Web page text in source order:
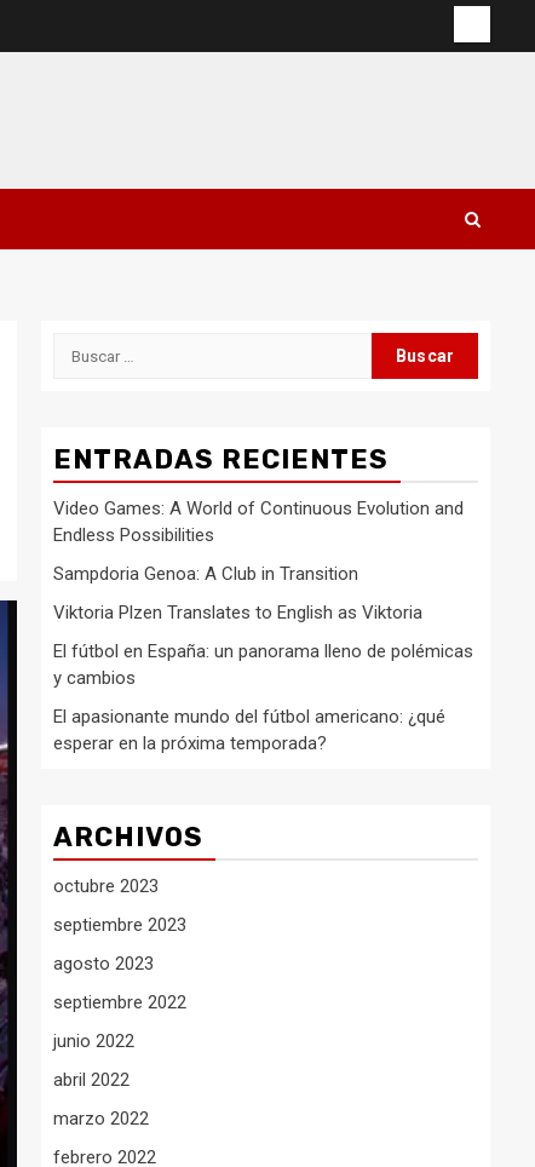
Buscar:
ENTRADAS RECIENTES
Video Games: A World of Continuous Evolution and
Endless Possibilities
Sampdoria Genoa: A Club in Transition
Viktoria Plzen Translates to English as Viktoria
El fútbol en España: un panorama lleno de polémicas
y cambios
El apasionante mundo del fútbol americano: ¿qué
esperar en la próxima temporada?
ARCHIVOS
octubre 2023
septiembre 2023
agosto 2023
septiembre 2022
junio 2022
abril 2022
marzo 2022
febrero 2022